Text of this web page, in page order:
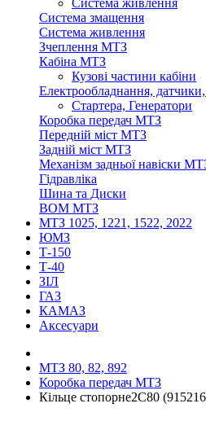
Система змащення
Система живлення
Зчеплення МТЗ
Кабіна МТЗ
Кузові частини кабіни
Електрообладнання,
Стартера, Генератори
Коробка передач МТЗ
Передній міст МТЗ
Задній міст МТЗ
Механізм задньої навіски
Гідравліка
Шина та Диски
ВОМ МТЗ
МТЗ 1025, 1221, 1522, 2022
ЮМЗ
Т-150
Т-40
ЗІЛ
ГАЗ
КАМАЗ
Аксесуари
МТЗ 80, 82, 892
Коробка передач МТЗ
Кільце стопорне2С80